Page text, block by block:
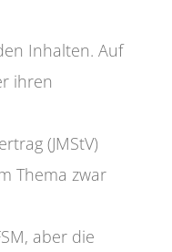
Inhalten. Auf
ihren
(JMStV)
Thema zwar
aber die